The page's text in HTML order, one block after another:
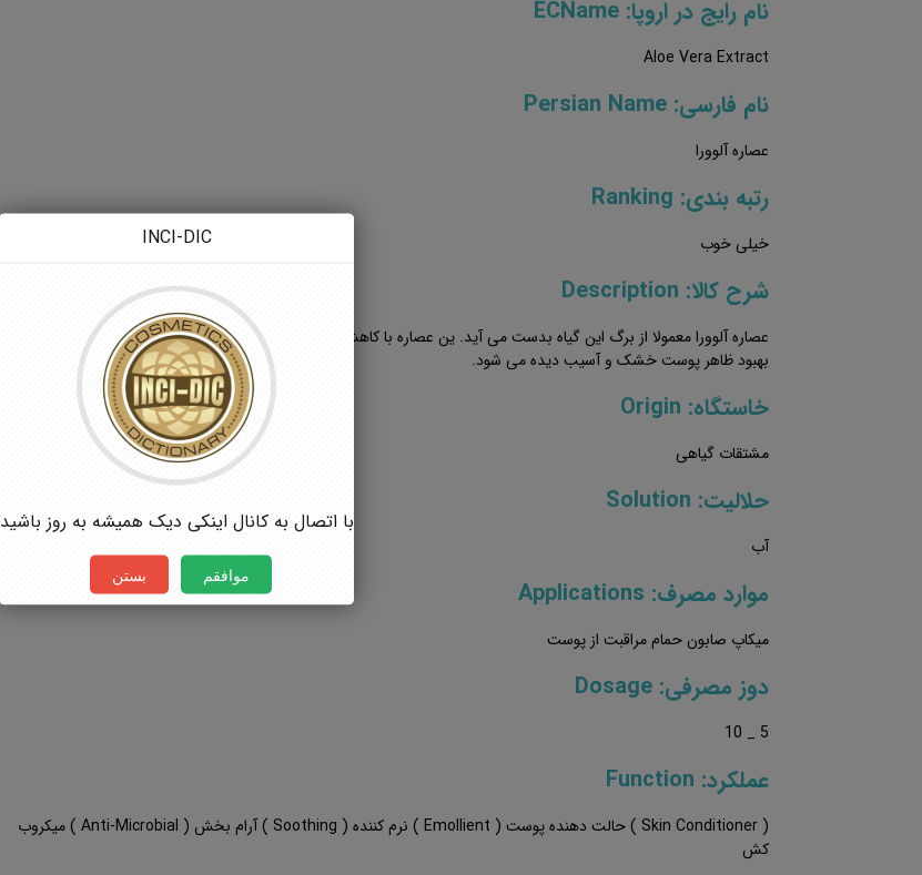
نام رایج در اروپا: ECName
Aloe Vera Extract
نام فارسی: Persian Name
عصاره آلوورا
رتبه بندی: Ranking
خیلی خوب
شرح کالا: Description
عصاره آلوورا معمولا از برگ این گیاه بدست می آید. ین عصاره با کاهش پوسته پوسته شدن و بازگرداندن نرمی به پوست موجب
بهبود ظاهر پوست خشک و آسیب دیده می شود.
خاستگاه: Origin
مشتقات گیاهی
حلالیت: Solution
آب
موارد مصرف: Applications
میکاپ صابون حمام مراقبت از پوست
دوز مصرفی: Dosage
5 _ 10
عملکرد: Function
( Skin Conditioner ) حالت دهنده پوست ( Emollient ) نرم کننده ( Soothing ) آرام بخش ( Anti-Microbial ) میکروب
کش
INCI-DIC
با اتصال به کانال اینکی دیک همیشه به روز باشید
موافقم بستن